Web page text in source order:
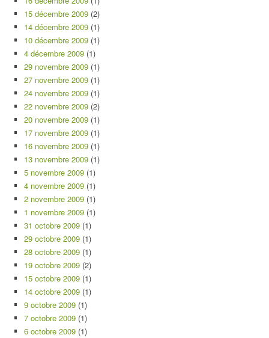
15 décembre 2009 (2)
14 décembre 2009 (1)
10 décembre 2009 (1)
4 décembre 2009 (1)
29 novembre 2009 (1)
27 novembre 2009 (1)
24 novembre 2009 (1)
22 novembre 2009 (2)
20 novembre 2009 (1)
17 novembre 2009 (1)
16 novembre 2009 (1)
13 novembre 2009 (1)
5 novembre 2009 (1)
4 novembre 2009 (1)
2 novembre 2009 (1)
1 novembre 2009 (1)
31 octobre 2009 (1)
29 octobre 2009 (1)
28 octobre 2009 (1)
19 octobre 2009 (2)
15 octobre 2009 (1)
14 octobre 2009 (1)
9 octobre 2009 (1)
7 octobre 2009 (1)
6 octobre 2009 (1)